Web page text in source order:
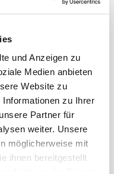
und Anzeigen zu
Medien anbieten
Website zu
zu Ihrer
Partner für
weiter. Unsere
möglicherweise mit
ihnen bereitgestellt